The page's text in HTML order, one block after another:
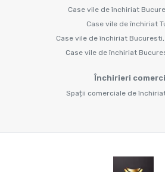
Case vile de închiriat
Case vile de închiriat
Case vile de închiriat
Case vile de închiriat
Închirieri
Spații comerciale de